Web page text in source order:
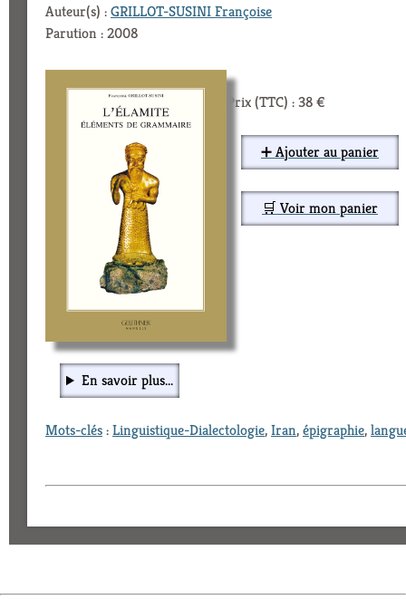
Auteur(s) :GRILLOT-SUSINI Françoise
Parution : 2008
Prix (TTC) : 38 €
➕ Ajouter au panier
🛒 Voir mon panier
En savoir plus...
Mots-clés:Linguistique-Dialectologie,Iran,épigraphie,